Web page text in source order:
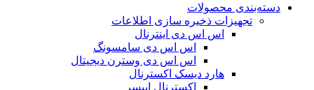
دسته‌بندی محصولات
تجهیزات ذخیره سازی اطلاعات
اس اس دی اینترنال
اس اس دی سامسونگ
اس اس دی وسترن دیجیتال
هارد دیسک اکسترنال
اکسترنال اپیسر